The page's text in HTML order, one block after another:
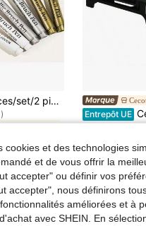
6 pièces/set 4 pièces/set/2 pièces/set/1 pièce Stylo de calligraphie élégant en or et en argent avec de l'encre pailletée imperméable, convient pour écrire des cartes de vœux, des invitations de mariage, des enveloppes et des artisanat DIY pour la fête des mères, les anniversaires
Entrepôt UE Cecotec Tasty
cookies et des technologies
et de vous offrir la
accepter" ou définir vos
accepter", nous définirons
améliorées et à
avec SHEIN. En